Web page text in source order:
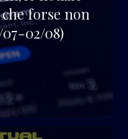
forse non
02/08)